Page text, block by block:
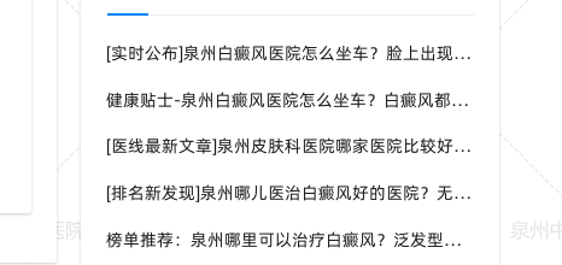
[实时公布]泉州白癜风医院怎么坐车？脸上出现白点是什么病？
健康贴士-泉州白癜风医院怎么坐车？白癜风都是哪种症状呢？
[医线最新文章]泉州皮肤科医院哪家医院比较好？身上一片白一片白是怎么回事？
[排名新发现]泉州哪儿医治白癜风好的医院？无症状能检测白癜风吗？
榜单推荐：泉州哪里可以治疗白癜风？泛发型白癜风怎样治疗效果会更好？